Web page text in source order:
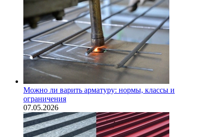
Можно ли варить арматуру: нормы, классы и
ограничения
07.05.2026